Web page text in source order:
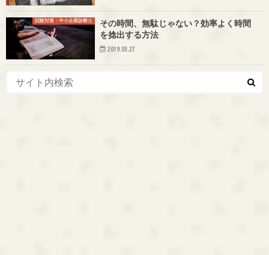
試験対策：中小企業診断士
その時間、無駄じゃない？効率よく時間
を捻出する方法
2019.03.27